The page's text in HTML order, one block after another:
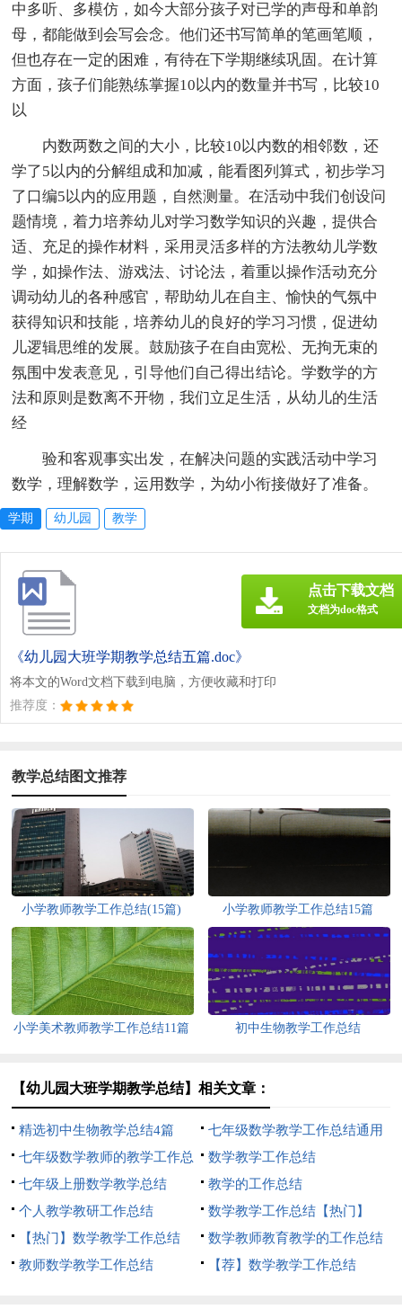
中多听、多模仿，如今大部分孩子对已学的声母和单韵
母，都能做到会写会念。他们还书写简单的笔画笔顺，
但也存在一定的困难，有待在下学期继续巩固。在计算
方面，孩子们能熟练掌握10以内的数量并书写，比较10
以
内数两数之间的大小，比较10以内数的相邻数，还
学了5以内的分解组成和加减，能看图列算式，初步学习
了口编5以内的应用题，自然测量。在活动中我们创设问
题情境，着力培养幼儿对学习数学知识的兴趣，提供合
适、充足的操作材料，采用灵活多样的方法教幼儿学数
学，如操作法、游戏法、讨论法，着重以操作活动充分
调动幼儿的各种感官，帮助幼儿在自主、愉快的气氛中
获得知识和技能，培养幼儿的良好的学习习惯，促进幼
儿逻辑思维的发展。鼓励孩子在自由宽松、无拘无束的
氛围中发表意见，引导他们自己得出结论。学数学的方
法和原则是数离不开物，我们立足生活，从幼儿的生活
经
验和客观事实出发，在解决问题的实践活动中学习
数学，理解数学，运用数学，为幼小衔接做好了准备。
学期 幼儿园 教学
《幼儿园大班学期教学总结五篇.doc》
将本文的Word文档下载到电脑，方便收藏和打印
推荐度：
点击下载文档
文档为doc格式
教学总结图文推荐
小学教师教学工作总结(15篇) 小学教师教学工作总结15篇
小学美术教师教学工作总结11篇 初中生物教学工作总结
【幼儿园大班学期教学总结】相关文章：
精选初中生物教学总结4篇
七年级数学教学工作总结通用
15篇
七年级数学教师的教学工作总
结
数学教学工作总结
七年级上册数学教学总结
教学的工作总结
个人教学教研工作总结
数学教学工作总结【热门】
【热门】数学教学工作总结
数学教师教育教学的工作总结
教师数学教学工作总结
【荐】数学教学工作总结